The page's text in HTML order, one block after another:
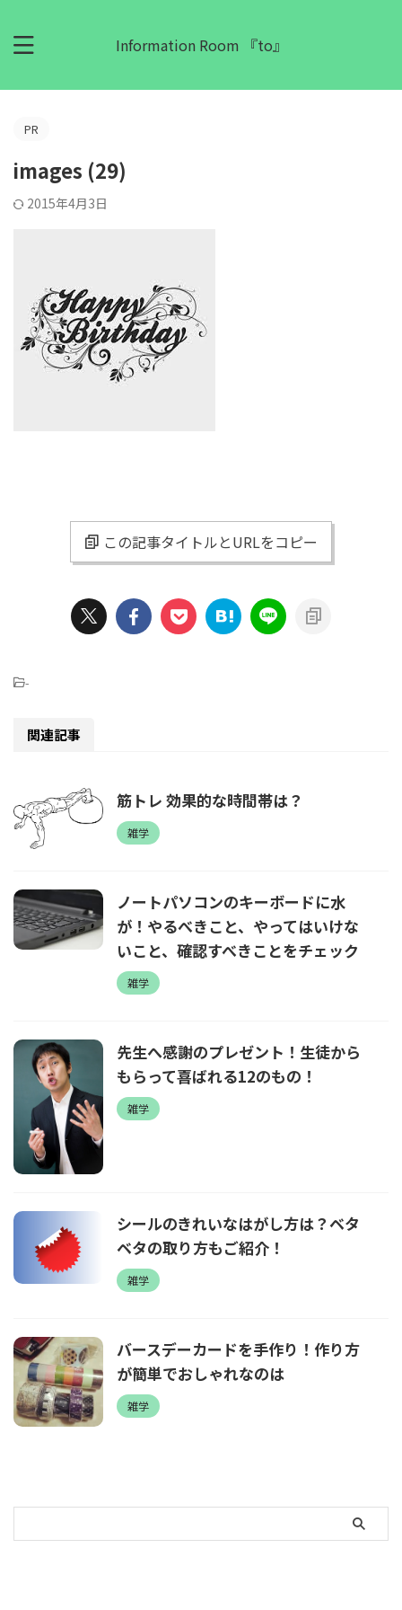
Information Room 『to』
PR
images (29)
2015年4月3日
この記事タイトルとURLをコピー
-
関連記事
筋トレ 効果的な時間帯は？
雑学
ノートパソコンのキーボードに水
が！やるべきこと、やってはいけな
いこと、確認すべきことをチェック
雑学
先生へ感謝のプレゼント！生徒から
もらって喜ばれる12のもの！
雑学
シールのきれいなはがし方は？ベタ
ベタの取り方もご紹介！
雑学
バースデーカードを手作り！作り方
が簡単でおしゃれなのは
雑学